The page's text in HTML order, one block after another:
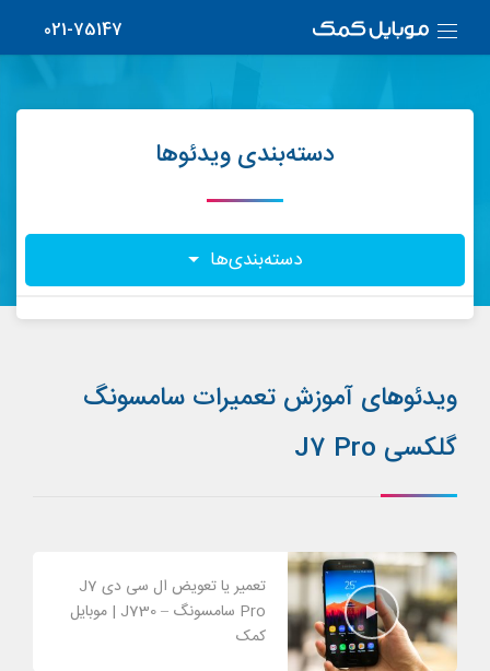
021-75147
دسته‌بندی ویدئوها
دسته‌بندی‌ها
ویدئوهای آموزش تعمیرات سامسونگ
گلکسی J7 Pro
تعمیر یا تعویض ال سی دی J7
Pro سامسونگ – J730 | موبایل
کمک